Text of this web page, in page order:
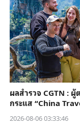
ผลสำรวจ CGTN :
กระแส “China
2026-08-06 03:33:46